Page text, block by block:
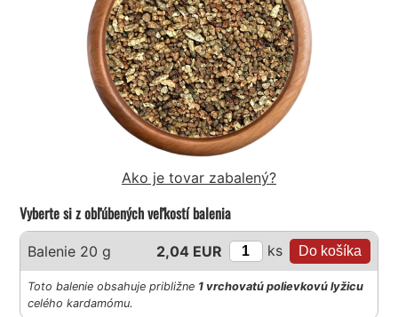
Ako je tovar zabalený?
Vyberte si z obľúbených veľkostí balenia
Balenie 20 g 2,04 EUR ks
Toto balenie obsahuje približne 1 vrchovatú polievkovú lyžicu
celého kardamómu.